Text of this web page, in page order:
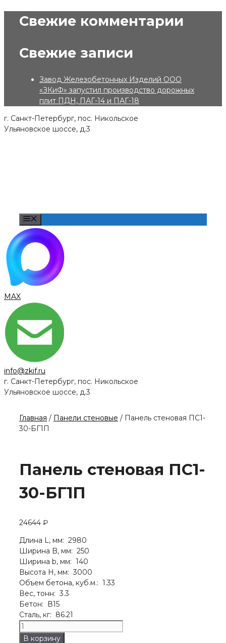
Свежие комментарии
Свежие записи
Завод Железобетонных Изделий ООО
«ЗКиФ» запустил производство дорожных
плит ПДН, ПАГ-14 и ПАГ-18
г. Санкт-Петербург, пос. Никольское
Ульяновское шоссе, д.3
MAX
info@zkif.ru
г. Санкт-Петербург, пос. Никольское
Ульяновское шоссе, д.3
Главная / Панели стеновые / Панель стеновая ПС1-
30-БГ1П
Панель стеновая ПС1-
30-БГ1П
24644 ₽
Длина L, мм: 2980
Ширина B, мм: 250
Ширина b, мм: 140
Высота H, мм: 3000
Объем бетона, куб.м.: 1.33
Вес, тонн: 3.3
Бетон: В15
Сталь, кг: 86.21
Количество
товара
В корзину